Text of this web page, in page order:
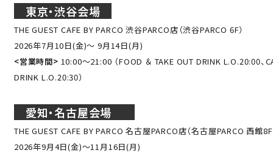
アーカイブ
ARCHIVE
日本語
東京・渋谷会場
THE GUEST CAFE BY PARCO 渋谷PARCO店（渋谷PARCO 6F）
2026年7月10日(金)～ 9月14日(月)
<営業時間> 10:00～21:00 （FOOD ＆ TAKE OUT DRINK L.O.20:00、
DRINK L.O.20:30）
愛知・名古屋会場
THE GUEST CAFE BY PARCO 名古屋PARCO店（名古屋PARCO 西館8F
2026年9月4日(金)～11月16日(月)